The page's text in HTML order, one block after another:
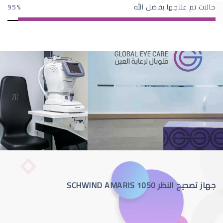
حالات تم علاجها بفضل الله 95
جهاز تصحيح النظر SCHWIND AMARIS 1050